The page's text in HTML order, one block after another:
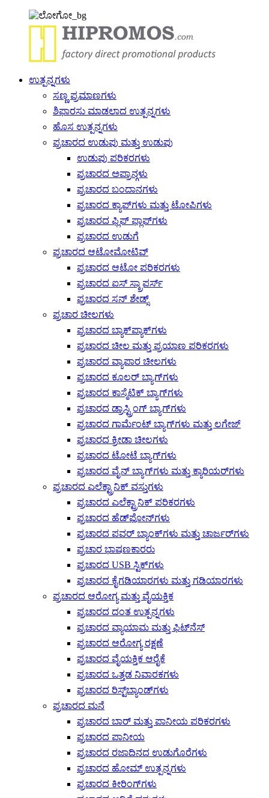
ಉತ್ಪನ್ನಗಳು
ಸಣ್ಣ ಪ್ರಮಾಣಗಳು
ಶಿಫಾರಸು ಮಾಡಲಾದ ಉತ್ಪನ್ನಗಳು
ಹೊಸ ಉತ್ಪನ್ನಗಳು
ಪ್ರಚಾರದ ಉಡುಪು ಮತ್ತು ಉಡುಪು
ಉಡುಪು ಪರಿಕರಗಳು
ಪ್ರಚಾರದ ಅಪ್ರಾನ್ಗಳು
ಪ್ರಚಾರದ ಬಂದಾನಗಳು
ಪ್ರಚಾರದ ಕ್ಯಾಪ್‌ಗಳು ಮತ್ತು ಟೋಪಿಗಳು
ಪ್ರಚಾರದ ಫ್ಲಿಪ್ ಫ್ಲಾಪ್‌ಗಳು
ಪ್ರಚಾರದ ಉಡುಗೆ
ಪ್ರಚಾರದ ಆಟೋಮೋಟಿವ್
ಪ್ರಚಾರದ ಆಟೋ ಪರಿಕರಗಳು
ಪ್ರಚಾರದ ಐಸ್ ಸ್ಕ್ರಾಪರ್ಸ್
ಪ್ರಚಾರದ ಸನ್ ಶೇಡ್ಸ್
ಪ್ರಚಾರ ಚೀಲಗಳು
ಪ್ರಚಾರದ ಬ್ಯಾಕ್‌ಪ್ಯಾಕ್‌ಗಳು
ಪ್ರಚಾರದ ಚೀಲ ಮತ್ತು ಪ್ರಯಾಣ ಪರಿಕರಗಳು
ಪ್ರಚಾರದ ವ್ಯಾಪಾರ ಚೀಲಗಳು
ಪ್ರಚಾರದ ಕೂಲರ್ ಬ್ಯಾಗ್‌ಗಳು
ಪ್ರಚಾರದ ಕಾಸ್ಮೆಟಿಕ್ ಬ್ಯಾಗ್‌ಗಳು
ಪ್ರಚಾರದ ಡ್ರಾಸ್ಟ್ರಿಂಗ್ ಬ್ಯಾಗ್‌ಗಳು
ಪ್ರಚಾರದ ಗಾರ್ಮೆಂಟ್ ಬ್ಯಾಗ್‌ಗಳು ಮತ್ತು ಲಗೇಜ್
ಪ್ರಚಾರದ ಕ್ರೀಡಾ ಚೀಲಗಳು
ಪ್ರಚಾರದ ಟೋಟೆ ಬ್ಯಾಗ್‌ಗಳು
ಪ್ರಚಾರದ ವೈನ್ ಬ್ಯಾಗ್‌ಗಳು ಮತ್ತು ಕ್ಯಾರಿಯರ್‌ಗಳು
ಪ್ರಚಾರದ ಎಲೆಕ್ಟ್ರಾನಿಕ್ ವಸ್ತುಗಳು
ಪ್ರಚಾರದ ಎಲೆಕ್ಟ್ರಾನಿಕ್ ಪರಿಕರಗಳು
ಪ್ರಚಾರದ ಹೆಡ್‌ಫೋನ್‌ಗಳು
ಪ್ರಚಾರದ ಪವರ್ ಬ್ಯಾಂಕ್‌ಗಳು ಮತ್ತು ಚಾರ್ಜರ್‌ಗಳು
ಪ್ರಚಾರ ಭಾಷಣಕಾರರು
ಪ್ರಚಾರದ USB ಸ್ಟಿಕ್‌ಗಳು
ಪ್ರಚಾರದ ಕೈಗಡಿಯಾರಗಳು ಮತ್ತು ಗಡಿಯಾರಗಳು
ಪ್ರಚಾರದ ಆರೋಗ್ಯ ಮತ್ತು ವೈಯಕ್ತಿಕ
ಪ್ರಚಾರದ ದಂತ ಉತ್ಪನ್ನಗಳು
ಪ್ರಚಾರದ ವ್ಯಾಯಾಮ ಮತ್ತು ಫಿಟ್‌ನೆಸ್
ಪ್ರಚಾರದ ಆರೋಗ್ಯ ರಕ್ಷಣೆ
ಪ್ರಚಾರದ ವೈಯಕ್ತಿಕ ಆರೈಕೆ
ಪ್ರಚಾರದ ಒತ್ತಡ ನಿವಾರಕಗಳು
ಪ್ರಚಾರದ ರಿಸ್ಟ್‌ಬ್ಯಾಂಡ್‌ಗಳು
ಪ್ರಚಾರದ ಮನೆ
ಪ್ರಚಾರದ ಬಾರ್ ಮತ್ತು ಪಾನೀಯ ಪರಿಕರಗಳು
ಪ್ರಚಾರದ ಪಾನೀಯ
ಪ್ರಚಾರದ ರಜಾದಿನದ ಉಡುಗೊರೆಗಳು
ಪ್ರಚಾರದ ಹೋಮ್ ಉತ್ಪನ್ನಗಳು
ಪ್ರಚಾರದ ಕೀರಿಂಗ್‌ಗಳು